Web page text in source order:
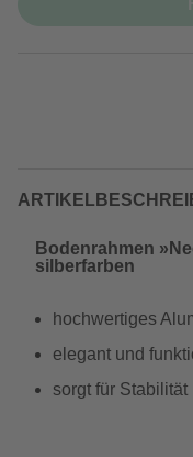
Bodenrahmen
silberfarben
hochwertiges
elegant und
sorgt für Stabilität